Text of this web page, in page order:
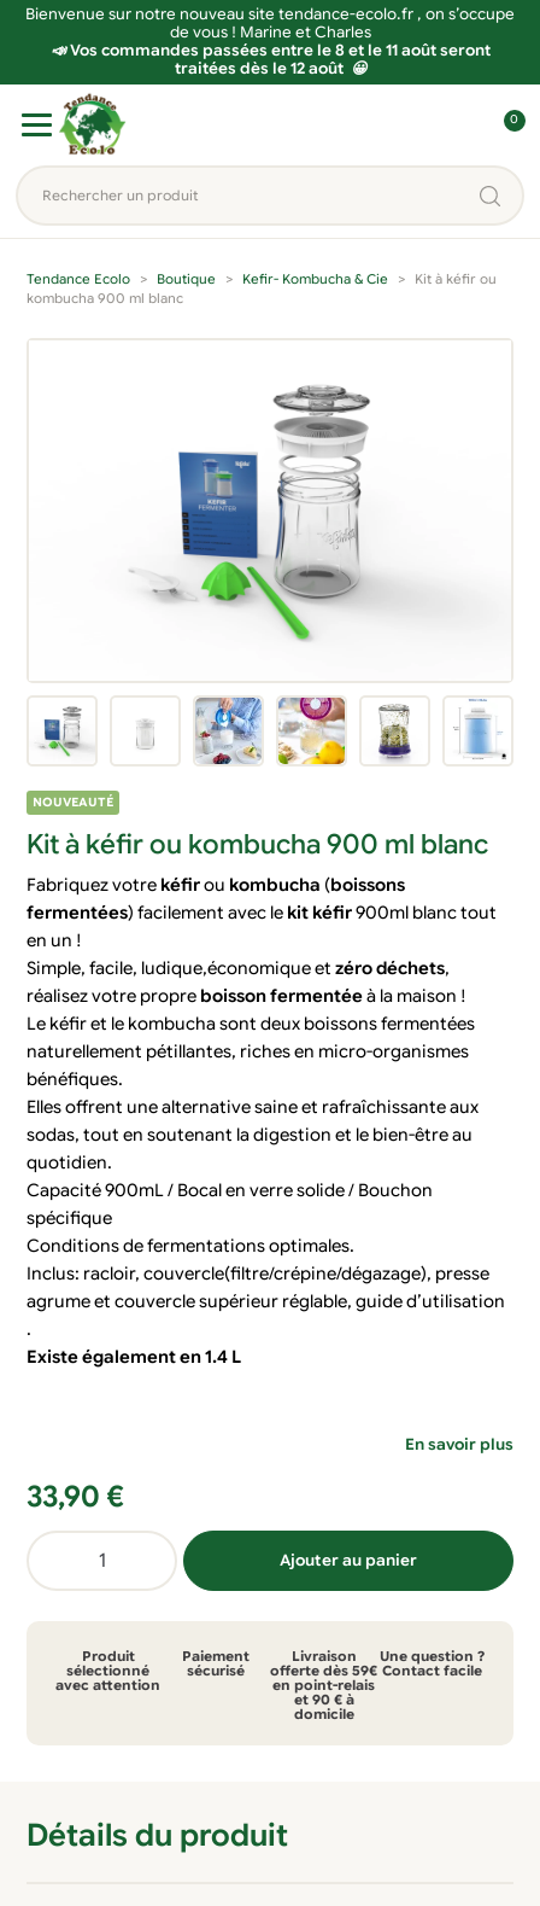
Bienvenue sur notre nouveau site tendance-ecolo.fr , on s’occupe
de vous ! Marine et Charles
📣 Vos commandes passées entre le 8 et le 11 août seront
traitées dès le 12 août 😀
navigation
contenu
Rechercher
un
produit...
o
n
0
Tendance Ecolo Boutique Kefir- Kombucha & Cie
Kit à kéfir ou
kombucha 900 ml blanc
NOUVEAUTÉ
Kit à kéfir ou kombucha 900 ml blanc
Fabriquez votre kéfirou kombucha (boissons
fermentées) facilement avec le kit kéfir900ml blanc tout
en un !
Simple, facile, ludique,économique etzéro déchets,
réalisez votre propre boisson fermentéeà la maison !
Le kéfir et le kombucha sont deux boissons fermentées
naturellement pétillantes, riches en micro-organismes
bénéfiques.
Elles offrent une alternative saine et rafraîchissante aux
sodas, tout en soutenant la digestion et le bien-être au
quotidien.
Capacité 900mL / Bocal en verre solide / Bouchon
spécifique
Conditions de fermentations optimales.
Inclus: racloir, couvercle(filtre/crépine/dégazage), presse
agrume et couvercle supérieur réglable, guide d’utilisation
.
Existe également en 1.4 L
En savoir plus
33,90 €
quantité
de
blanc
Ajouter au panier
Produit
sélectionné
avec attention
Paiement
sécurisé
Livraison
offerte dès 59€
en point-relais
et 90 € à
domicile
Une question ?
Contact facile
Détails du produit